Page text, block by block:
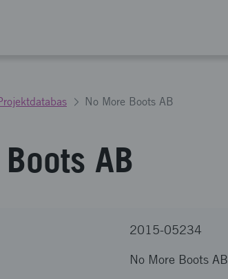
No More Boots AB
AB
2015-05234
No More Boots AB